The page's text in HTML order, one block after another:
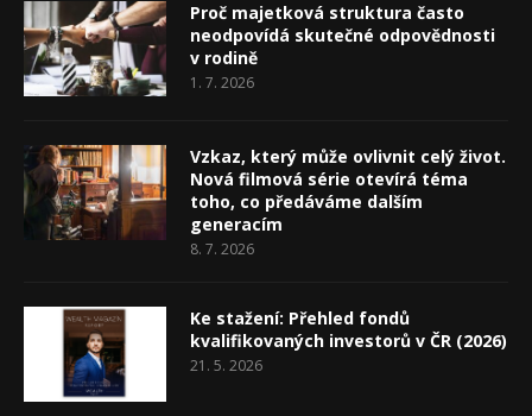
Proč majetková struktura často
neodpovídá skutečné odpovědnosti
v rodině
1. 7. 2026
Vzkaz, který může ovlivnit celý život.
Nová filmová série otevírá téma
toho, co předáváme dalším
generacím
8. 7. 2026
Ke stažení: Přehled fondů
kvalifikovaných investorů v ČR (2026)
21. 5. 2026